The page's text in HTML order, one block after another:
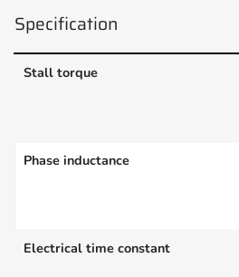
Specification
Stall torque
Phase inductance
Electrical time constant